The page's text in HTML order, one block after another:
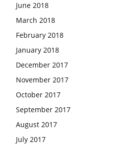
June 2018
March 2018
February 2018
January 2018
December 2017
November 2017
October 2017
September 2017
August 2017
July 2017